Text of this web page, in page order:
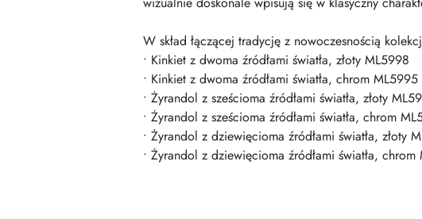
W skład łączącej tradycję z nowoczesnością
• Kinkiet z dwoma źródłami światła, złoty ML5998
• Kinkiet z dwoma źródłami światła, chrom ML5995
• Żyrandol z sześcioma źródłami światła, złoty
• Żyrandol z sześcioma źródłami światła, chrom
• Żyrandol z dziewięcioma źródłami światła, złoty
• Żyrandol z dziewięcioma źródłami światła, chrom